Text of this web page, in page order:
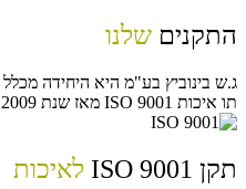
התקנים שלנו
ג.ש בינוביץ בע"מ היא היחידה
תו איכות ISO 9001 מאז שנת 2009.
תקן ISO 9001 לאיכות